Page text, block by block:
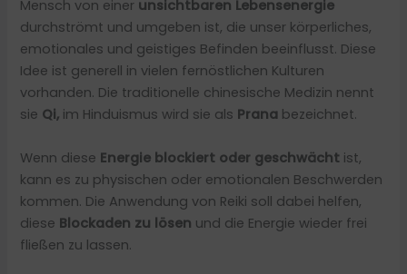
Mensch von einer unsichtbaren Lebensenergie
durchströmt und umgeben ist, die unser körperliches,
emotionales und geistiges Befinden beeinflusst. Diese
Idee ist generell in vielen fernöstlichen Kulturen
vorhanden. Die traditionelle chinesische Medizin nennt
sie Qi, im Hinduismus wird sie als Prana bezeichnet.
Wenn diese Energie blockiert oder geschwächt ist,
kann es zu physischen oder emotionalen Beschwerden
kommen. Die Anwendung von Reiki soll dabei helfen,
diese Blockaden zu lösen und die Energie wieder frei
fließen zu lassen.